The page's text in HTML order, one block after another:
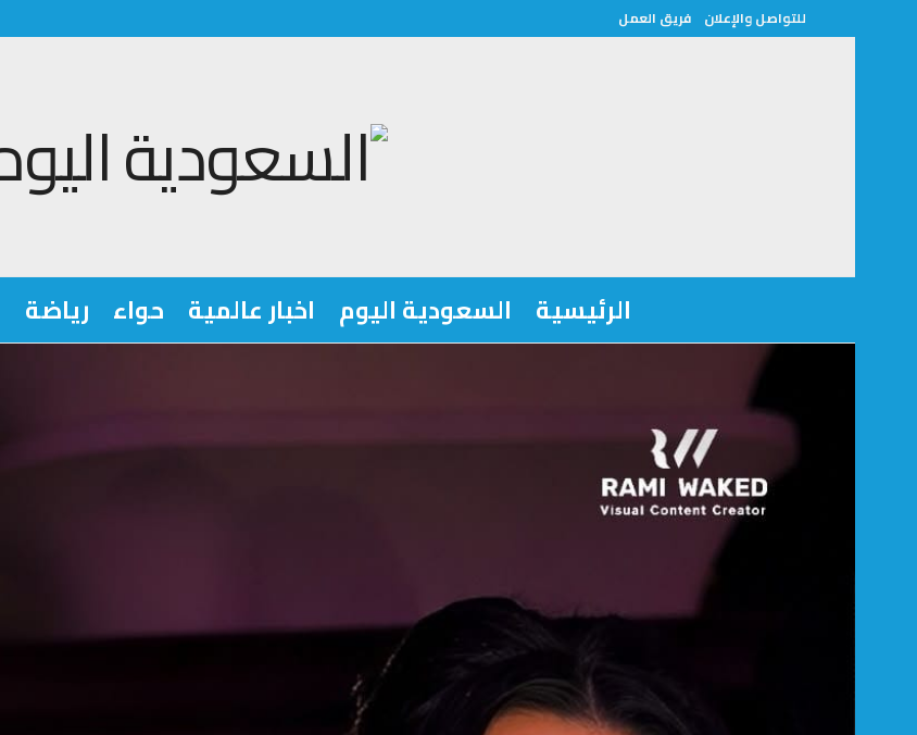
للتواصل والإعلان فريق العمل
الرئيسية السعودية اليوم اخبار عالمية حواء رياضة